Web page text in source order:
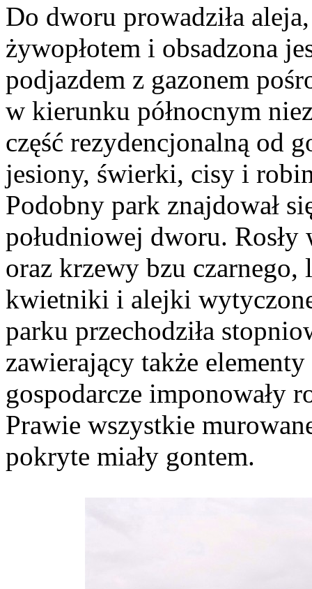
Do dworu prowadziła
żywopłotem i obsadzona
podjazdem z gazonem
w kierunku północnym
część rezydencjonalną od
jesiony, świerki, cisy i
Podobny park znajdował
południowej dworu.
oraz krzewy bzu
kwietniki i alejki
parku przechodziła
zawierający także
gospodarcze imponowały
Prawie wszystkie
pokryte miały gontem.